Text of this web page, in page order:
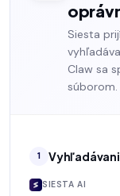
Siesta
Claw sa
súborom.
1
SIESTA AI